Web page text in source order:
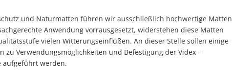
und Naturmatten führen wir ausschließlich hochwertige Matten
Anwendung vorrausgesetzt, widerstehen diese Matten
vielen Witterungseinflüßen. An dieser Stelle sollen einige
zu Verwendungsmöglichkeiten und Befestigung der Videx –
aufgeführt werden.